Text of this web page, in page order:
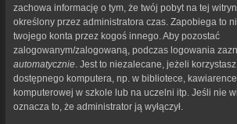
zachowa informację o tym, że twój pobyt na tej
określony przez administratora czas. Zapobiega to
twojego konta przez kogoś innego. Aby pozostać
zalogowanym/zalogowaną, podczas logowania
automatycznie . Jest to niezalecane, jeżeli
dostępnego komputera, np. w bibliotece,
komputerowej w szkole lub na uczelni itp. Jeśli nie
oznacza to, że administrator ją wyłączył.